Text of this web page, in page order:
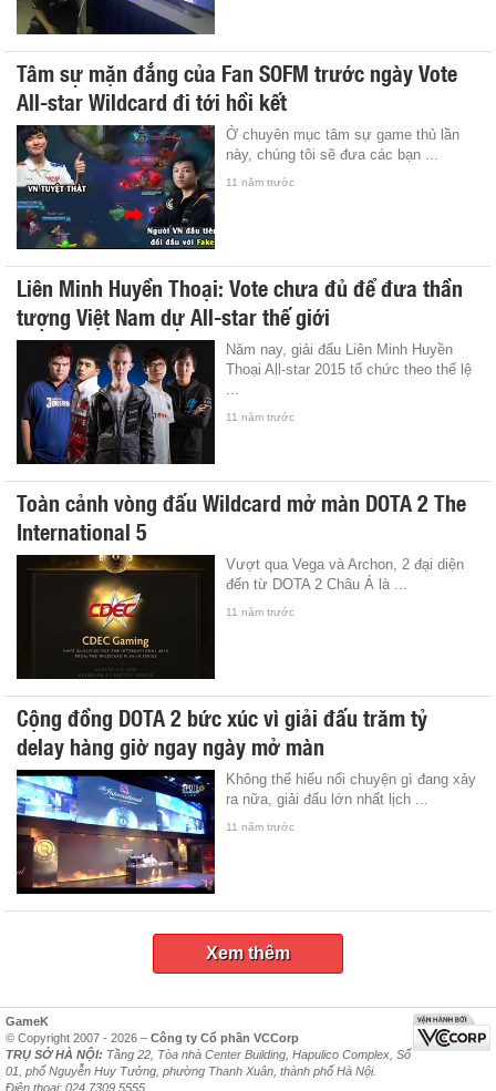
Tâm sự mặn đắng của Fan SOFM trước ngày Vote
All-star Wildcard đi tới hồi kết
Ở chuyên mục tâm sự game thủ lần
này, chúng tôi sẽ đưa các bạn ...
11 năm trước
Liên Minh Huyền Thoại: Vote chưa đủ để đưa thần
tượng Việt Nam dự All-star thế giới
Năm nay, giải đấu Liên Minh Huyền
Thoại All-star 2015 tổ chức theo thể lệ
11 năm trước
Toàn cảnh vòng đấu Wildcard mở màn DOTA 2 The
International 5
Vượt qua Vega và Archon, 2 đại diện
đến từ DOTA 2 Châu Á là ...
11 năm trước
Cộng đồng DOTA 2 bức xúc vì giải đấu trăm tỷ
delay hàng giờ ngay ngày mở màn
Không thể hiểu nổi chuyện gì đang xảy
ra nữa, giải đấu lớn nhất lịch ...
11 năm trước
Xem thêm
GameK
© Copyright 2007 - 2026 – Công ty Cổ phần VCCorp
TRỤ SỞ HÀ NỘI: Tầng 22, Tòa nhà Center Building, Hapulico Complex, Số
01, phố Nguyễn Huy Tưởng, phường Thanh Xuân, thành phố Hà Nội.
Điện thoại: 024 7309 5555.